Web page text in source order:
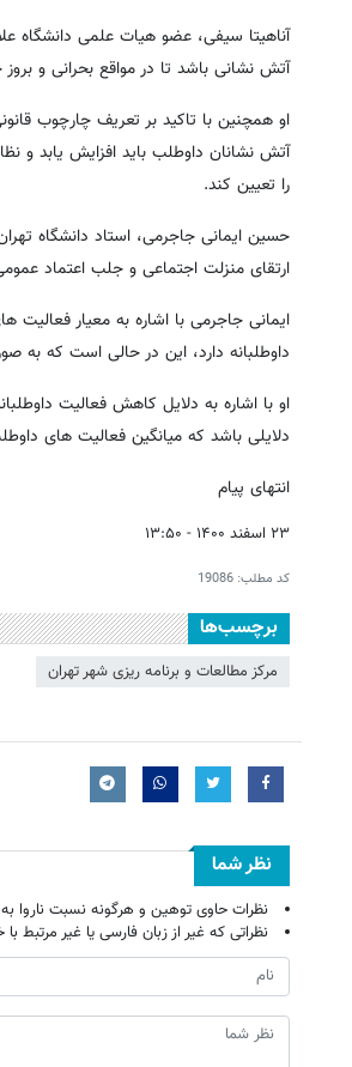
آناهیتا سیفی، عضو هیات علمی دانشگاه
آتش نشانی باشد تا در مواقع بحرانی و
او همچنین با تاکید بر تعریف چارچوب
آتش نشانان داوطلب باید افزایش یابد و
را تعیین کند.
حسین ایمانی جاجرمی، استاد دانشگاه
ارتقای منزلت اجتماعی و جلب اعتماد
داوطلبانه دارد، این در حالی است که به صورت طبیعی در جهان
او با اشاره به دلایل کاهش فعالیت
دلایلی باشد که میانگین فعالیت های
انتهای پیام
۲۳ اسفند ۱۴۰۰ - ۱۳:۵۰
کد مطلب: 19086
برچسب‌ها
مرکز مطالعات و برنامه ریزی شهر تهران
نظر شما
نظرات حاوی توهین و هرگونه نسبت
نظراتی که غیر از زبان فارسی یا غیر مرتبط